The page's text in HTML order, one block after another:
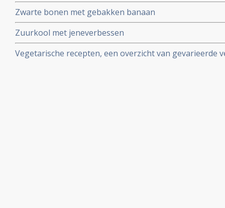
Zwarte bonen met gebakken banaan
Zuurkool met jeneverbessen
Vegetarische recepten, een overzicht van gevarieerde